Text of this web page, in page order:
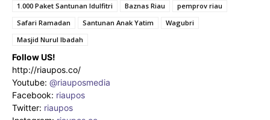
1.000 Paket Santunan Idulfitri
Baznas Riau
pemprov riau
Safari Ramadan
Santunan Anak Yatim
Wagubri
Masjid Nurul Ibadah
Follow US!
http://riaupos.co/
Youtube: @riauposmedia
Facebook: riaupos
Twitter: riaupos